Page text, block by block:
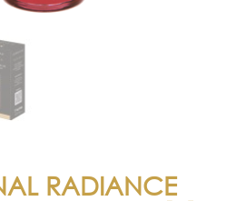
RADIANCE